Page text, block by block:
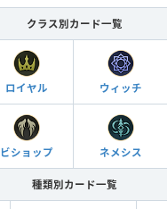
クラス別カード一覧
ロイヤル ウィッチ
ビショップ ネメシス
種類別カード一覧